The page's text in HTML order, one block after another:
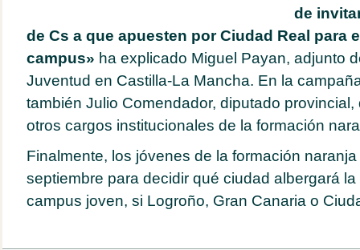
de
de Cs a que apuesten por Ciudad Real para
campus» ha explicado Miguel Payan, adjunto
Juventud en Castilla-La Mancha. En la
también Julio Comendador, diputado provincial,
otros cargos institucionales de la formación
Finalmente, los jóvenes de la formación
septiembre para decidir qué ciudad albergará
campus joven, si Logroño, Gran Canaria o